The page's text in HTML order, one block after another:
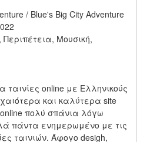
/ Blue's Big City Adventure
Περιπέτεια, Μουσική,
ταινίες online με Ελληνικούς
και καλύτερα site
πολύ σπάνια λόγω
πάντα ενημερωμένο με τις
ταινιών. Άφογο desigh,